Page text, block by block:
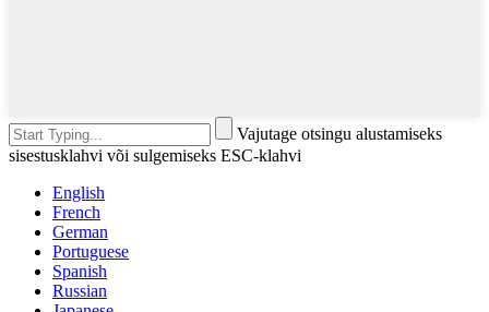
Vajutage otsingu alustamiseks
sisestusklahvi või sulgemiseks ESC-klahvi
English
French
German
Portuguese
Spanish
Russian